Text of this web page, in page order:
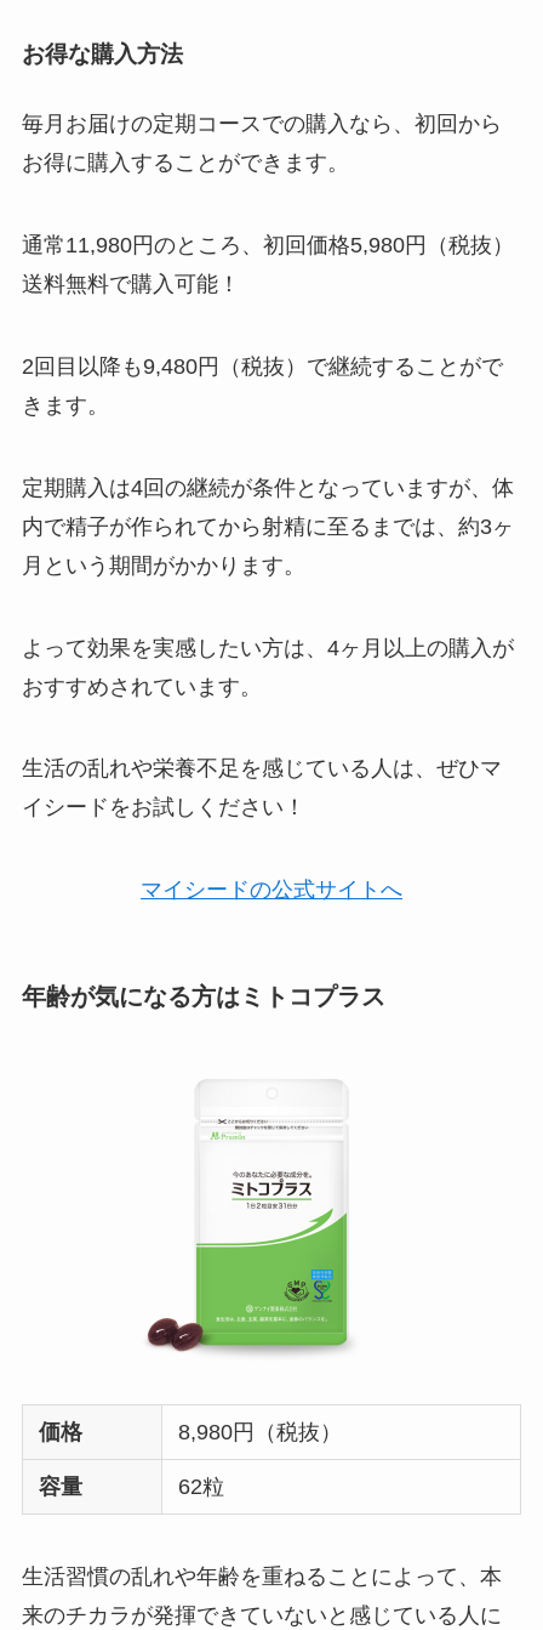
お得な購入方法
毎月お届けの定期コースでの購入なら、初回から
お得に購入することができます。
通常11,980円のところ、初回価格5,980円（税抜）
送料無料で購入可能！
2回目以降も9,480円（税抜）で継続することがで
きます。
定期購入は4回の継続が条件となっていますが、体
内で精子が作られてから射精に至るまでは、約3ヶ
月という期間がかかります。
よって効果を実感したい方は、4ヶ月以上の購入が
おすすめされています。
生活の乱れや栄養不足を感じている人は、ぜひマ
イシードをお試しください！
マイシードの公式サイトへ
年齢が気になる方はミトコプラス
価格 8,980円（税抜）
容量 62粒
生活習慣の乱れや年齢を重ねることによって、本
来のチカラが発揮できていないと感じている人に